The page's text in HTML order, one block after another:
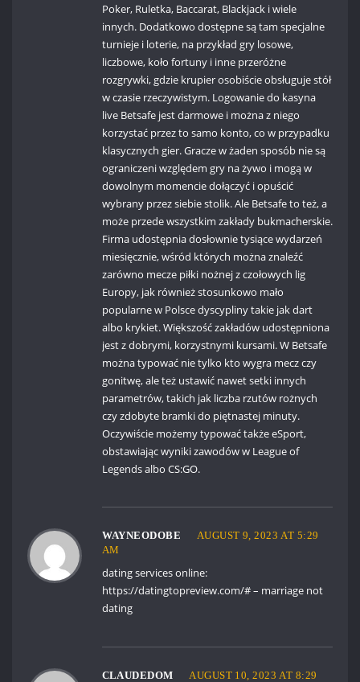
Poker, Ruletka, Baccarat, Blackjack i wiele
innych. Dodatkowo dostępne są tam specjalne
turnieje i loterie, na przykład gry losowe,
liczbowe, koło fortuny i inne przeróżne
rozgrywki, gdzie krupier osobiście obsługuje stół
w czasie rzeczywistym. Logowanie do kasyna
live Betsafe jest darmowe i można z niego
korzystać przez to samo konto, co w przypadku
klasycznych gier. Gracze w żaden sposób nie są
ograniczeni względem gry na żywo i mogą w
dowolnym momencie dołączyć i opuścić
wybrany przez siebie stolik. Ale Betsafe to też, a
może przede wszystkim zakłady bukmacherskie.
Firma udostępnia dosłownie tysiące wydarzeń
miesięcznie, wśród których można znaleźć
zarówno mecze piłki nożnej z czołowych lig
Europy, jak również stosunkowo mało
popularne w Polsce dyscypliny takie jak dart
albo krykiet. Większość zakładów udostępniona
jest z dobrymi, korzystnymi kursami. W Betsafe
można typować nie tylko kto wygra mecz czy
gonitwę, ale też ustawić nawet setki innych
parametrów, takich jak liczba rzutów rożnych
czy zdobyte bramki do piętnastej minuty.
Oczywiście możemy typować także eSport,
obstawiając wyniki zawodów w League of
Legends albo CS:GO.
WAYNEODOBE
AUGUST 9, 2023 AT 5:29
AM
dating services online:
https://datingtopreview.com/#– marriage not
dating
CLAUDEDOM
AUGUST 10, 2023 AT 8:29